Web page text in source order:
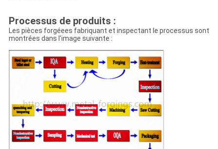
Processus de produits :
Les pièces forgéees fabriquant et inspectant le processus sont
montrées dans l'image suivante :